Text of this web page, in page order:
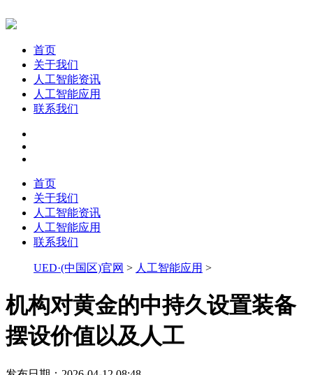
首页
关于我们
人工智能资讯
人工智能应用
联系我们
首页
关于我们
人工智能资讯
人工智能应用
联系我们
UED·(中国区)官网 > 人工智能应用 >
机构对黄金的中持久设置装备
摆设价值以及人工